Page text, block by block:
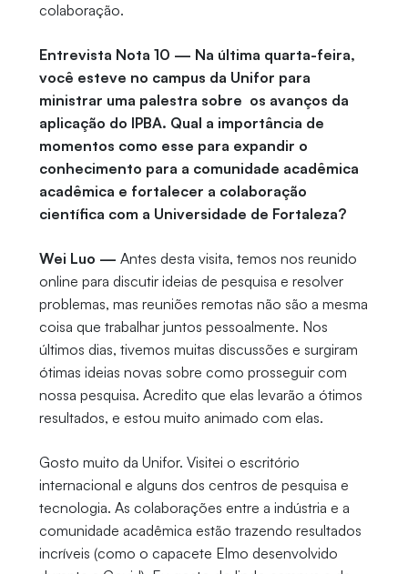
colaboração.
Entrevista Nota 10 — Na última quarta-feira,
você esteve no campus da Unifor para
ministrar uma palestra sobre os avanços da
aplicação do IPBA. Qual a importância de
momentos como esse para expandir o
conhecimento para a comunidade acadêmica
acadêmica e fortalecer a colaboração
científica com a Universidade de Fortaleza?
Wei Luo — Antes desta visita, temos nos reunido
online para discutir ideias de pesquisa e resolver
problemas, mas reuniões remotas não são a mesma
coisa que trabalhar juntos pessoalmente. Nos
últimos dias, tivemos muitas discussões e surgiram
ótimas ideias novas sobre como prosseguir com
nossa pesquisa. Acredito que elas levarão a ótimos
resultados, e estou muito animado com elas.
Gosto muito da Unifor. Visitei o escritório
internacional e alguns dos centros de pesquisa e
tecnologia. As colaborações entre a indústria e a
comunidade acadêmica estão trazendo resultados
incríveis (como o capacete Elmo desenvolvido